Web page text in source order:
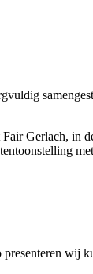
Gerlach, in
wij